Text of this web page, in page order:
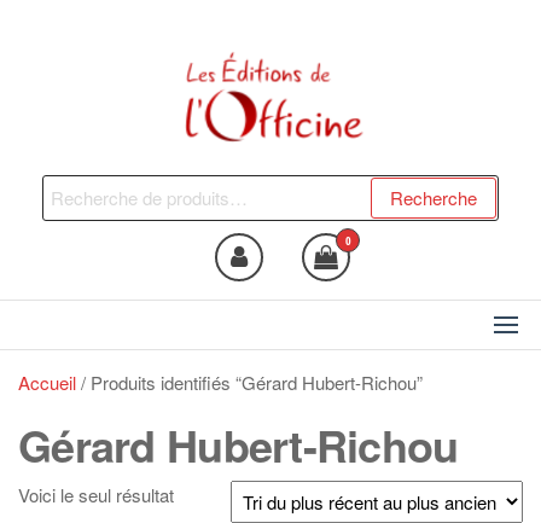
Les Editions de l'Officine
du bien !
Recherche
pour :
Recherche
0
Accueil/ Produits identifiés “Gérard Hubert-Richou”
Gérard Hubert-Richou
Voici le seul résultat